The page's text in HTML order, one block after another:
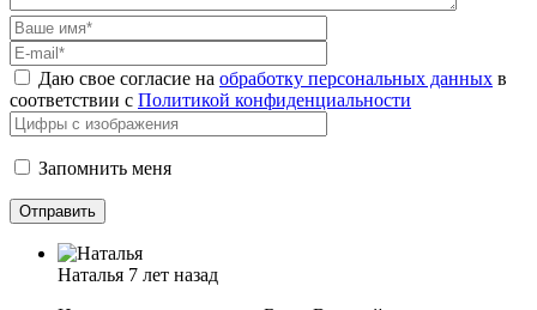
Даю свое согласие на обработку персональных данных в
соответствии с Политикой конфиденциальности
Запомнить меня
Наталья 7 лет назад